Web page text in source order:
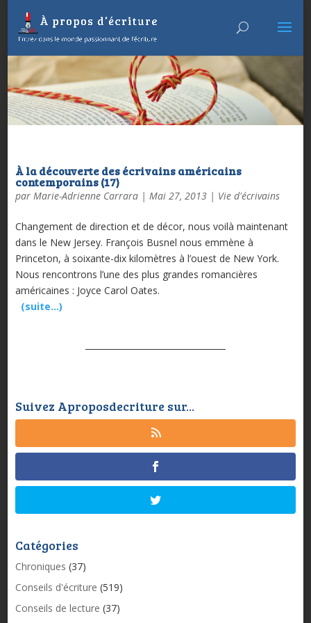
À la découverte des écrivains américains
contemporains (17)
par Marie-Adrienne Carrara| Mai 27, 2013| Vie d'écrivains
Changement de direction et de décor, nous voilà maintenant
dans le New Jersey. François Busnel nous emmène à
Princeton, à soixante-dix kilomètres à l’ouest de New York.
Nous rencontrons l’une des plus grandes romancières
américaines : Joyce Carol Oates.
(suite…)
Suivez Aproposdecriture sur...
Catégories
Chroniques (37)
Conseils d'écriture (519)
Conseils de lecture (37)